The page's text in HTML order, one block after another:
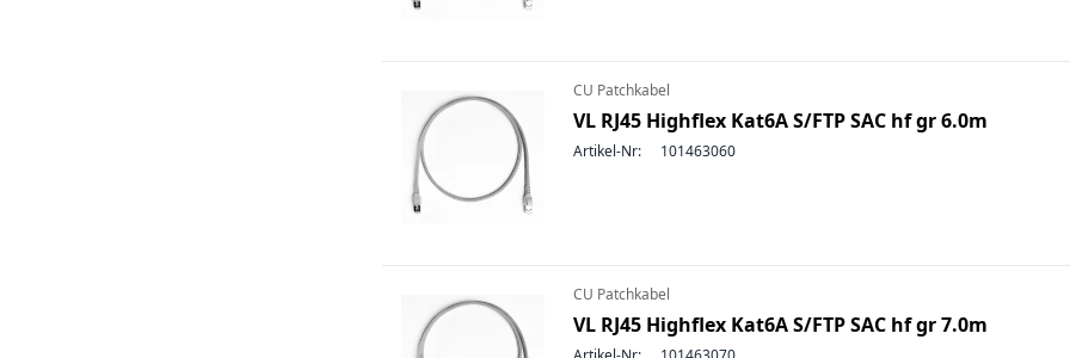
CU Patchkabel
VL RJ45 Highflex Kat6A S/FTP SAC hf gr 6.0m
Artikel-Nr: 101463060
CU Patchkabel
VL RJ45 Highflex Kat6A S/FTP SAC hf gr 7.0m